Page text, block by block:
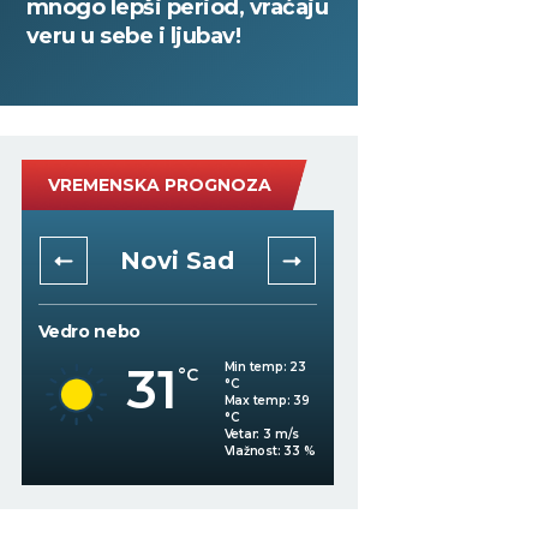
mnogo lepši period, vraćaju
veru u sebe i ljubav!
VREMENSKA PROGNOZA
Novi Sad
Vedro nebo
31 °C Min temp: 23
°C
Max temp: 39
°C
Vetar: 3 m/s
Vlažnost: 33 %